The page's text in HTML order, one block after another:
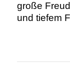
große
und tiefem